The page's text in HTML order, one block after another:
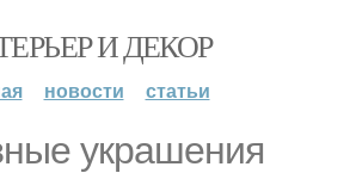
И ДЕКОР
новости статьи
украшения